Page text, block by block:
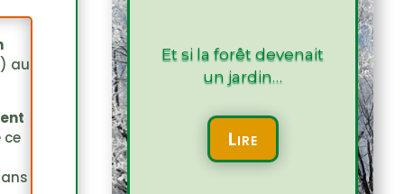
au
ce
Et si la forêt devenait
un jardin…
Lire